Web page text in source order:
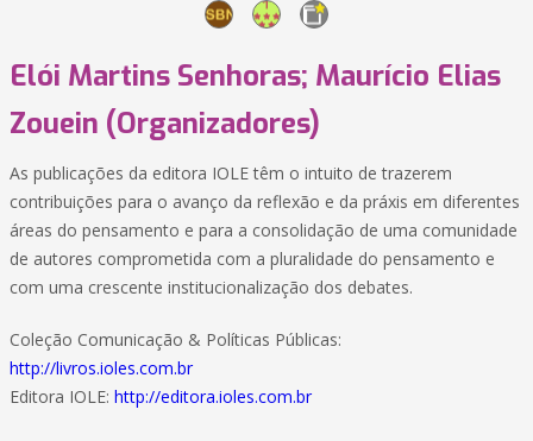
Elói Martins Senhoras; Maurício Elias
Zouein (Organizadores)
As publicações da editora IOLE têm o intuito de trazerem
contribuições para o avanço da reflexão e da práxis em diferentes
áreas do pensamento e para a consolidação de uma comunidade
de autores comprometida com a pluralidade do pensamento e
com uma crescente institucionalização dos debates.
Coleção Comunicação & Políticas Públicas:
http://livros.ioles.com.br
Editora IOLE: http://editora.ioles.com.br